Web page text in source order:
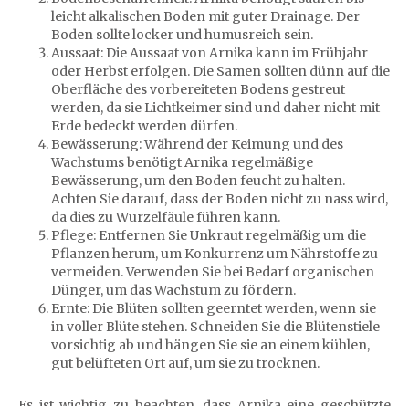
leicht alkalischen Boden mit guter Drainage. Der
Boden sollte locker und humusreich sein.
Aussaat: Die Aussaat von Arnika kann im Frühjahr
oder Herbst erfolgen. Die Samen sollten dünn auf die
Oberfläche des vorbereiteten Bodens gestreut
werden, da sie Lichtkeimer sind und daher nicht mit
Erde bedeckt werden dürfen.
Bewässerung: Während der Keimung und des
Wachstums benötigt Arnika regelmäßige
Bewässerung, um den Boden feucht zu halten.
Achten Sie darauf, dass der Boden nicht zu nass wird,
da dies zu Wurzelfäule führen kann.
Pflege: Entfernen Sie Unkraut regelmäßig um die
Pflanzen herum, um Konkurrenz um Nährstoffe zu
vermeiden. Verwenden Sie bei Bedarf organischen
Dünger, um das Wachstum zu fördern.
Ernte: Die Blüten sollten geerntet werden, wenn sie
in voller Blüte stehen. Schneiden Sie die Blütenstiele
vorsichtig ab und hängen Sie sie an einem kühlen,
gut belüfteten Ort auf, um sie zu trocknen.